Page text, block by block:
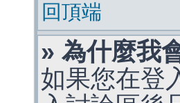
回頂端
» 為什麼我
如果您在登